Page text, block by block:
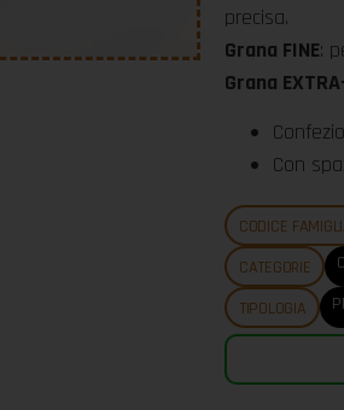
precisa.
Grana FINE:
Grana
Con
CODICE
CATEGORIE
TIPOLOGIA